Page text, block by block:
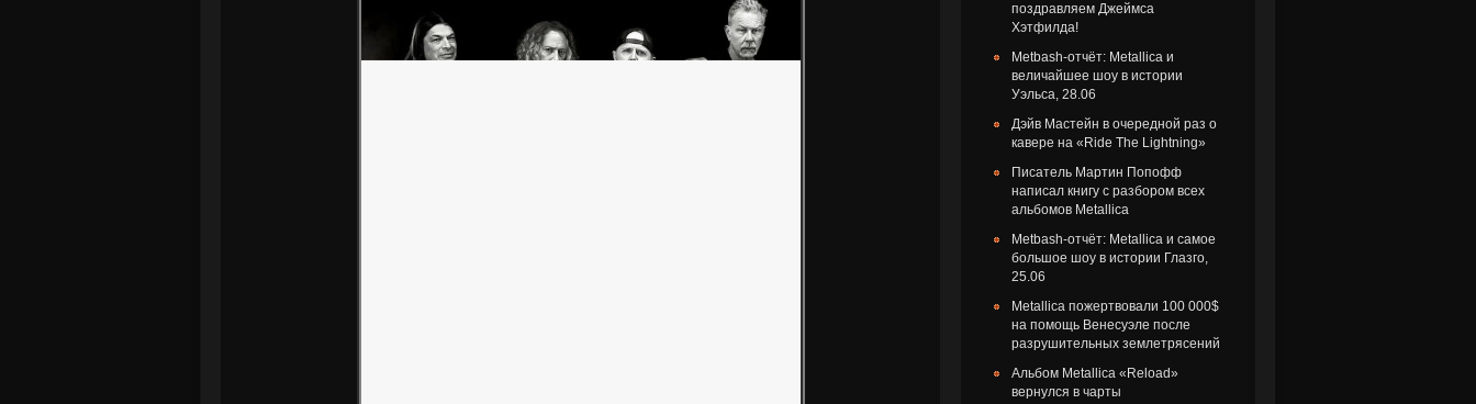
поздравляем Джеймса
Хэтфилда!
Metbash-отчёт: Metallica и
величайшее шоу в истории
Уэльса, 28.06
Дэйв Мастейн в очередной раз о
кавере на «Ride The Lightning»
Писатель Мартин Попофф
написал книгу с разбором всех
альбомов Metallica
Metbash-отчёт: Metallica и самое
большое шоу в истории Глазго,
25.06
Metallica пожертвовали 100 000$
на помощь Венесуэле после
разрушительных землетрясений
Альбом Metallica «Reload»
вернулся в чарты